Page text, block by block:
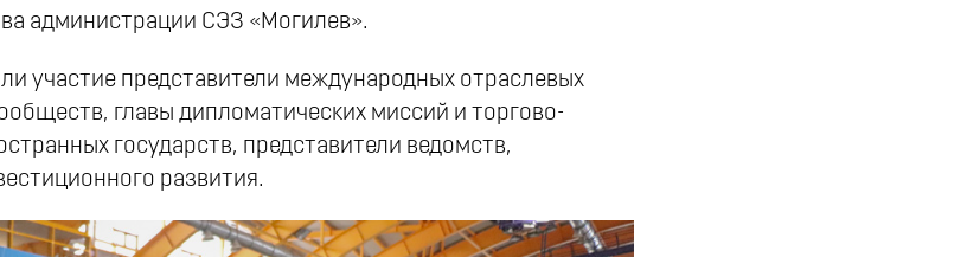
администрации СЭЗ «Могилев».
участие представители международных отраслевых
главы дипломатических миссий и торгово-
государств, представители ведомств,
развития.